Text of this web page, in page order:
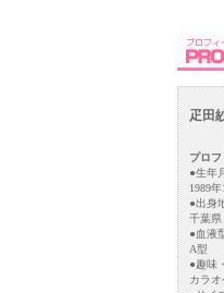
疋田
プロ
●生年
1989年
●出身
千葉県
●血液
A型
●趣味
カラ